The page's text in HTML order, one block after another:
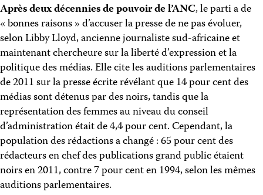
Après deux décennies de pouvoir de l’ANC, le parti a de
« bonnes raisons » d’accuser la presse de ne pas évoluer,
selon Libby Lloyd, ancienne journaliste sud-africaine et
maintenant chercheure sur la liberté d’expression et la
politique des médias. Elle cite les auditions parlementaires
de 2011 sur la presse écrite révélant que 14 pour cent des
médias sont détenus par des noirs, tandis que la
représentation des femmes au niveau du conseil
d’administration était de 4,4 pour cent. Cependant, la
population des rédactions a changé : 65 pour cent des
rédacteurs en chef des publications grand public étaient
noirs en 2011, contre 7 pour cent en 1994, selon les mêmes
auditions parlementaires.